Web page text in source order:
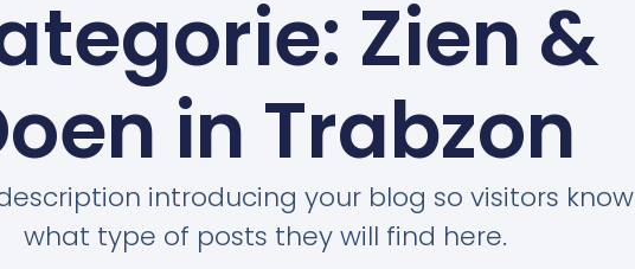
Zien &
in Trabzon
introducing your blog so visitors know
what type of posts they will find here.